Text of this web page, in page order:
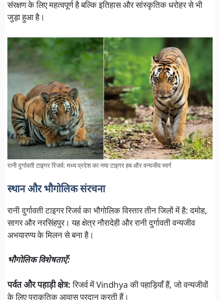
संरक्षण के लिए महत्वपूर्ण है बल्कि इतिहास और सांस्कृतिक धरोहर से भी
जुड़ा हुआ है।
रानी दुर्गावती टाइगर रिजर्व: मध्य प्रदेश का नया टाइगर हब और वन्यजीव स्वर्ग
स्थान और भौगोलिक संरचना
रानी दुर्गावती टाइगर रिजर्व का भौगोलिक विस्तार तीन जिलों में है: दमोह,
सागर और नरसिंहपुर। यह क्षेत्र नौरादेही और रानी दुर्गावती वन्यजीव
अभयारण्य के मिलन से बना है।
भौगोलिक विशेषताएँ:
पर्वत और पहाड़ी क्षेत्र:रिजर्व में Vindhya की पहाड़ियाँ हैं, जो वन्यजीवों